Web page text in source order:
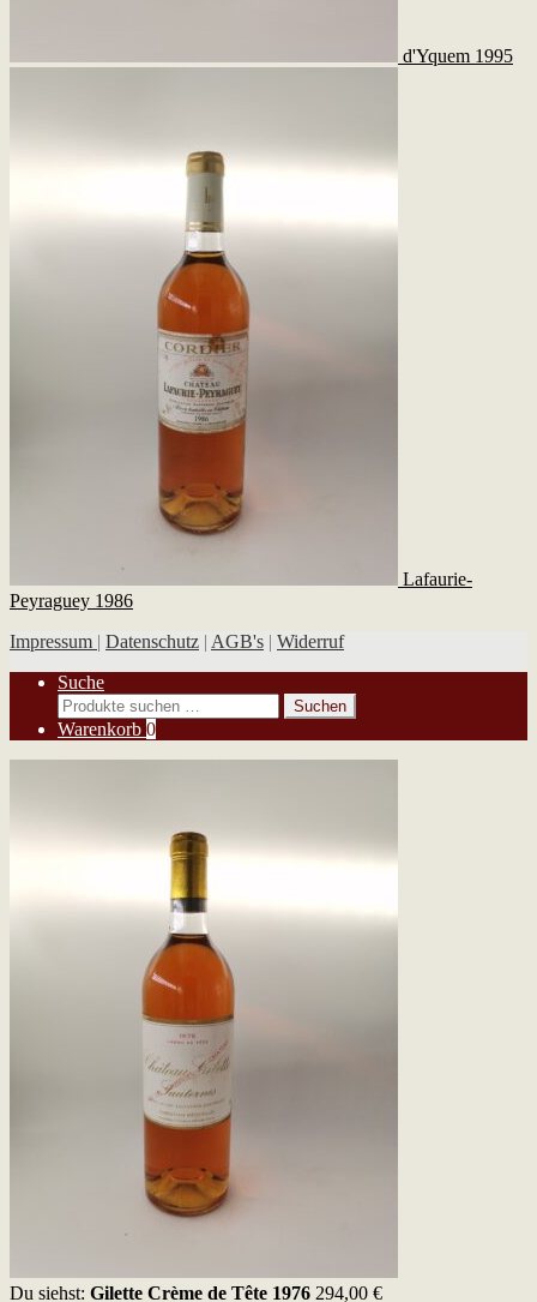
d'Yquem 1995
Lafaurie-
Peyraguey 1986
Impressum | Datenschutz | AGB's | Widerruf
Suche
Suchen
nach:
Suchen
Warenkorb 0
Du siehst: Gilette Crème de Tête 1976 294,00 €